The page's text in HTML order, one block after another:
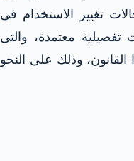
تغيير الاستخدام فى
تفصيلية معتمدة، والتى
القانون، وذلك على النحو